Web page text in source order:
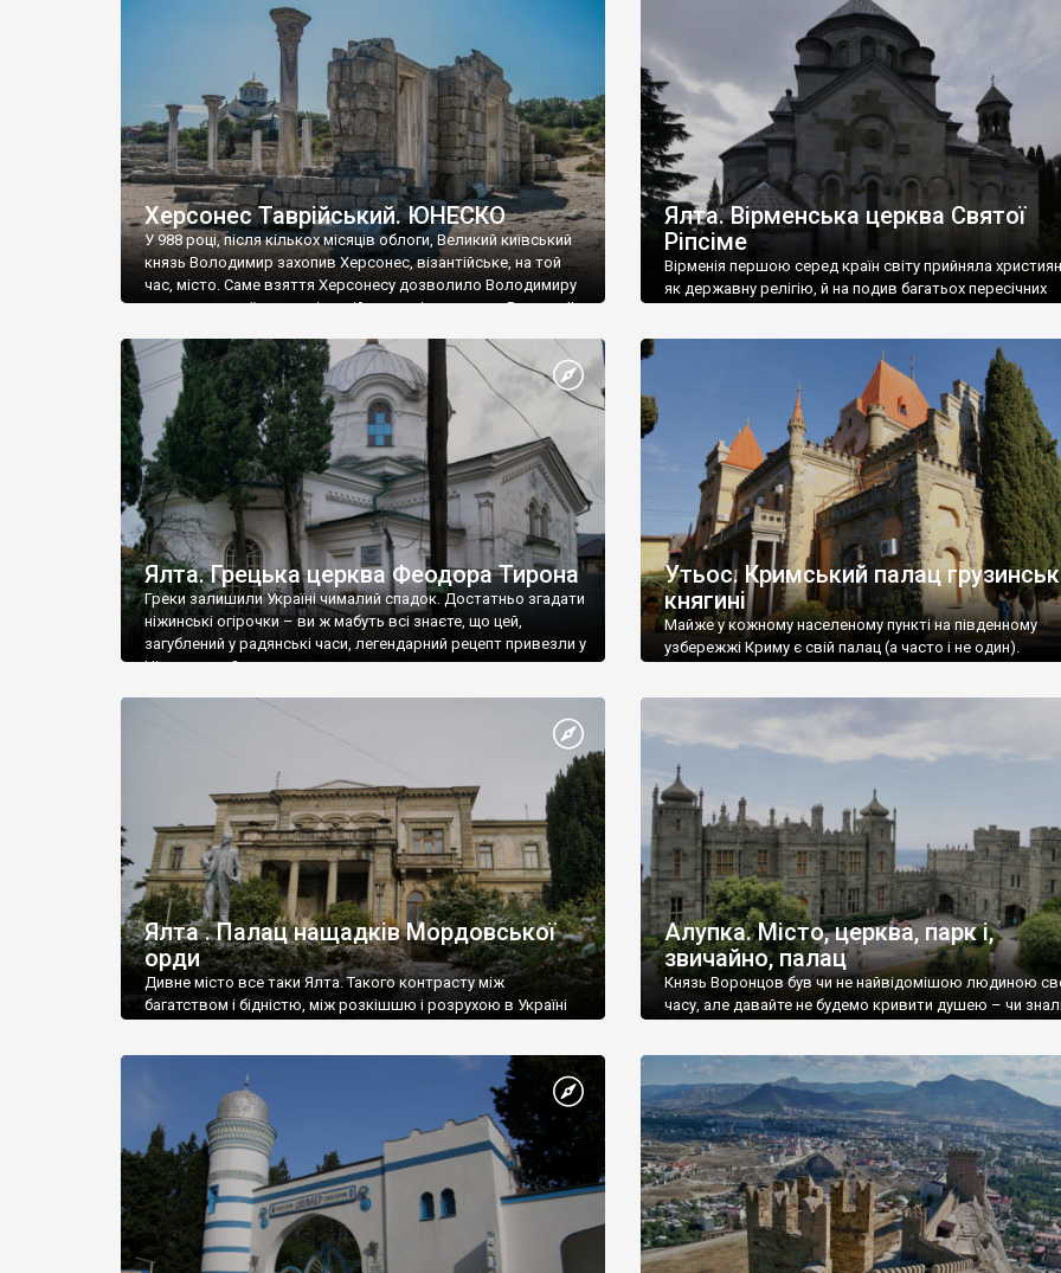
візантійської доби. Раритети викрадені з фондів об’єкту
культурної спадщини ЮНЕСКО «Херсонеса Таврійського».
Офіційно – на виставку «Золото Візантії», але експерти та
влада в Україні вважають це лише […]
називаються «повстяками» (postaki)…” “Вино. Крим
виробляє відмінне вино і його вдосталь: воно все
легке біле і дуже […]
Херсонес Таврійський. ЮНЕСКО
У 988 році, після кількох місяців облоги, Великий київський
князь Володимир захопив Херсонес, візантійське, на той
час, місто. Саме взяття Херсонесу дозволило Володимиру
диктувати свої умови візантійському імператору Василю ІІ,
Херсонесі Володимир-язичник, став Василем-
християнином. А потім було Хрещення Русі. На честь
Херсонесу Таврійського названо місто […]
Ялта. Вірменська церква Святої
Ріпсіме
Вірменія першою серед країн світу прийняла
як державну релігію, й на подив багатьох пересічних
Ялта. Грецька церква Феодора Тирона
Греки залишили Україні чималий спадок. Достатньо згадати
ніжинські огірочки – ви ж мабуть всі знаєте, що цей,
загублений у радянські часи, легендарний рецепт привезли у
Ніжин греки?
Утьос. Кримський палац
княгині
Майже у кожному населеному пункті на південному
узбережжі Криму є свій палац (а часто і не один).
Ялта . Палац нащадків Мордовської
орди
Дивне місто все таки Ялта. Такого контрасту між
багатством і бідністю, між розкішшю і розрухою в Україні
Алупка. Місто, церква, парк і,
звичайно, палац
Князь Воронцов був чи не найвідомішою людиною
часу, але давайте не будемо кривити душею – чи